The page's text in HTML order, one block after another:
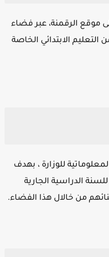
موقع الرقمنة، عبر فضاء
التعليم الابتدائي الخاصة
للوزارة ، بهدف
الدراسية الجارية